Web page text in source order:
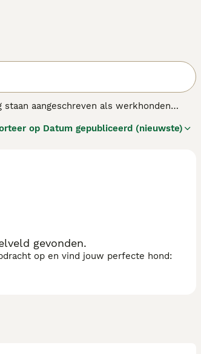
aangeschreven als werkhonden
op Datum gepubliceerd (nieuwste)
gevonden.
op en vind jouw perfecte hond: